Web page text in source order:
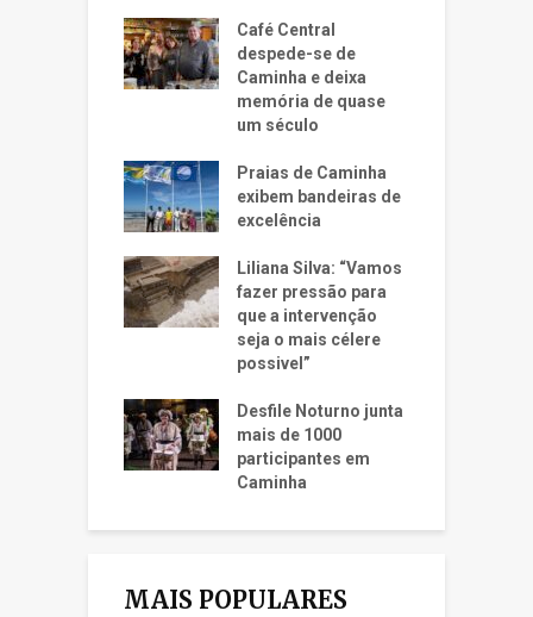
Café Central
despede-se de
Caminha e deixa
memória de quase
um século
Praias de Caminha
exibem bandeiras de
excelência
Liliana Silva: “Vamos
fazer pressão para
que a intervenção
seja o mais célere
possivel”
Desfile Noturno junta
mais de 1000
participantes em
Caminha
MAIS POPULARES